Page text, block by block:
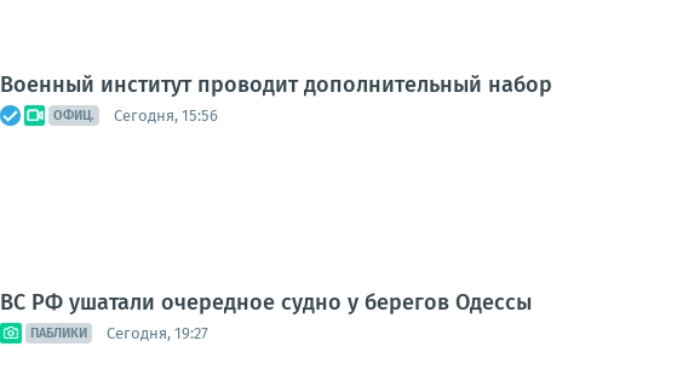
Военный институт проводит дополнительный набор
ОФИЦ. Сегодня, 15:56
ВС РФ ушатали очередное судно у берегов Одессы
ПАБЛИКИ Сегодня, 19:27